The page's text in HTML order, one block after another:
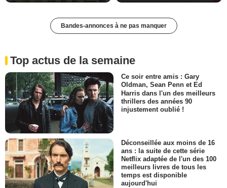
Bandes-annonces à ne pas manquer
Top actus de la semaine
Ce soir entre amis : Gary
Oldman, Sean Penn et Ed
Harris dans l'un des meilleurs
thrillers des années 90
injustement oublié !
Déconseillée aux moins de 16
ans : la suite de cette série
Netflix adaptée de l'un des 100
meilleurs livres de tous les
temps est disponible
aujourd'hui